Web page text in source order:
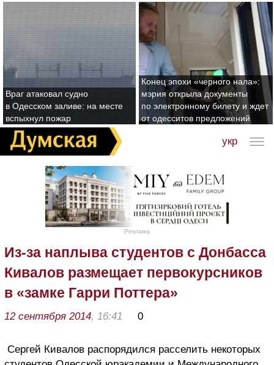
Враг атаковал судно
в Одесском заливе: на месте
вспыхнул пожар
Конец эпохи «черного нала»:
мэрия открыла документы
по электронному билету и ждет
от одесситов предложений
укр
Реклама
Из-за наплыва студентов с Донбасса
Кивалов размещает первокурсников
в «замке Гарри Поттера»
12 сентября 2014, 16:41 0
Сергей Кивалов распорядился расселить некоторых